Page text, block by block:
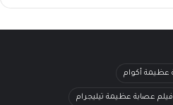
عظيمة أكوام
فيلم عصابة عظيمة تيليجرام